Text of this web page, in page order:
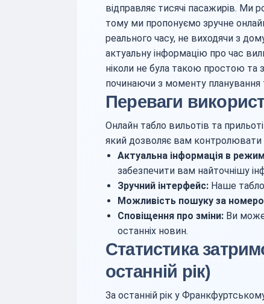
відправляє тисячі пасажирів. Ми
тому ми пропонуємо зручне
реального часу, не виходячи з
актуальну інформацію про час
ніколи не була такою простою
починаючи з моменту планування
Переваги
Онлайн табло вильотів та
який дозволяє вам контролювати
Актуальна інформація в
забезпечити вам найточнішу
Зручний інтерфейс: Наше
Можливість пошуку за
Сповіщення про зміни: Ви
останніх новин.
Статистика
останній рік)
За останній рік у